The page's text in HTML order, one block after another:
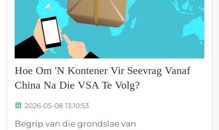
Hoe Om 'n Kontener Vir Seevrag Vanaf
China Na Die VSA Te Volg?
2026-05-08 13:10:53
Begrip van die grondslae van